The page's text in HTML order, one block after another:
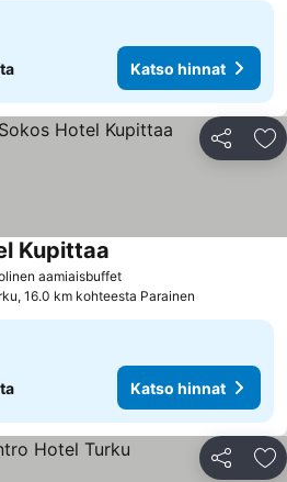
Katso hinnat
Jaa
aamiaisbuffet
Kupittaa
16.0 km kohteesta Parainen
Katso hinnat
Jaa